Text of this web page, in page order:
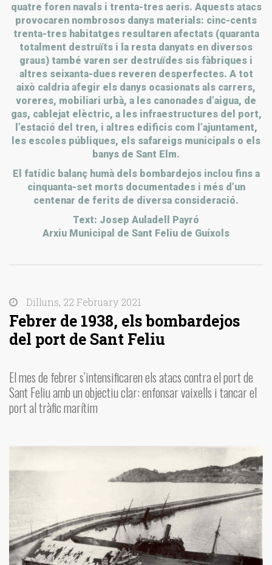
quatre foren navals i trenta-tres aeris. Aquests atacs
provocaren nombrosos danys materials: cinc-cents
trenta-tres habitatges resultaren afectats (quaranta
totalment destruïts i la resta danyats en diversos
graus) també varen ser destruïdes sis fàbriques i
altres seixanta-dues reveren desperfectes. A tot
això caldria afegir els danys ocasionats als carrers,
voreres, mobiliari urbà, a les canonades d’aigua, de
gas, cablejat elèctric, a les infraestructures del port,
l’estació del tren, i altres edificis com l’ajuntament,
les escoles públiques, els safareigs municipals o els
banys de Sant Elm.
El fatídic balanç humà dels bombardejos inclou fins a
cinquanta-set morts documentades i més d’un
centenar de ferits de diversa consideració.
Text: Josep Auladell Payró
Arxiu Municipal de Sant Feliu de Guíxols
Dilluns, 22 February 2021
Febrer de 1938, els bombardejos
del port de Sant Feliu
El mes de febrer s’intensificaren els atacs contra el port de
Sant Feliu amb un objectiu clar: enfonsar vaixells i tancar el
port al tràfic marítim